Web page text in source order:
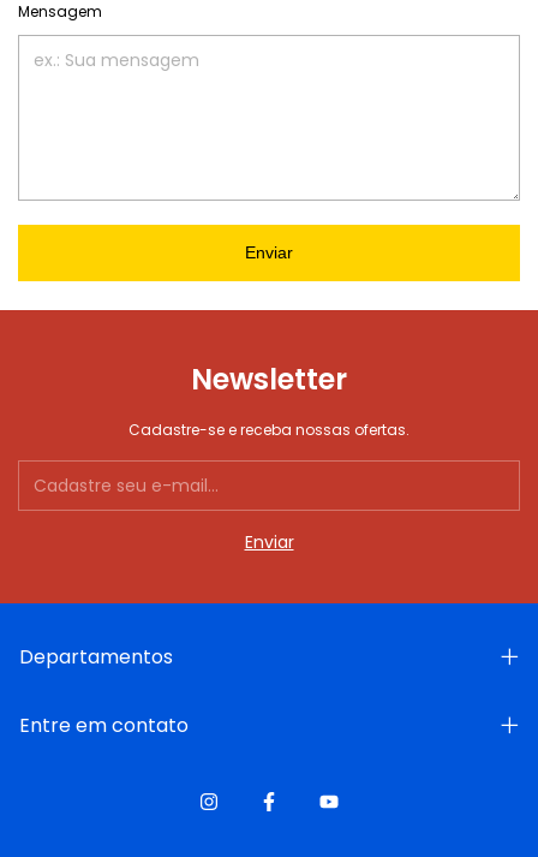
Mensagem
Enviar
Newsletter
Cadastre-se e receba nossas ofertas.
Departamentos
Entre em contato